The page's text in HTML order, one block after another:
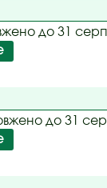
до 31
до 31